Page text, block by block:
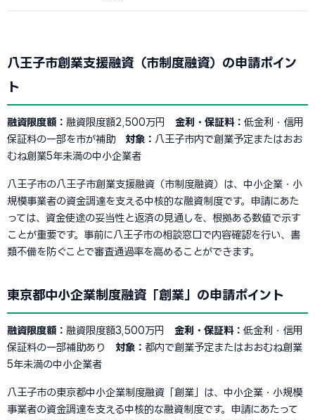
八王子市創業支援融資（市制度融資）の申請ポイン
ト
融資限度額： 融資限度額2,500万円 金利・保証料： 低金利・信用
保証料の一部を市が補助 対象： 八王子市内で創業予定またはおお
むね創業5年未満の中小企業者
八王子市の八王子市創業支援融資（市制度融資）は、中小企業・小
規模事業者の資金調達を支える中核的な融資制度です。申請にあた
っては、資金使途の妥当性と返済の見通しを、根拠ある数値で示す
ことが重要です。事前に八王子市の相談窓口で内容確認を行い、書
類不備を防ぐことで審査通過率を高めることができます。
東京都中小企業制度融資「創業」の申請ポイント
融資限度額： 融資限度額3,500万円 金利・保証料： 低金利・信用
保証料の一部補助あり 対象： 都内で創業予定またはおおむね創業
5年未満の中小企業者
八王子市の東京都中小企業制度融資「創業」は、中小企業・小規模
事業者の資金調達を支える中核的な融資制度です。申請にあたって